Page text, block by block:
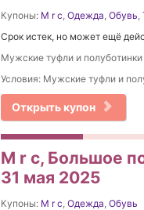
Купоны: M r c, Одежда, Обувь,
Срок истек, но может ещё
Мужские туфли и полуботинки
Условия: Мужские туфли и
Открыть купон
M r c, Большое
31 мая 2025
Купоны: M r c, Одежда, Обувь